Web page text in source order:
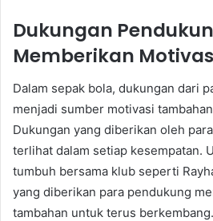
Dukungan
Memberikan
Dalam sepak bola, dukungan dari
menjadi sumber motivasi
Dukungan yang diberikan oleh
terlihat dalam setiap kesempatan.
tumbuh bersama klub seperti
yang diberikan para pendukung
tambahan untuk terus berkembang.